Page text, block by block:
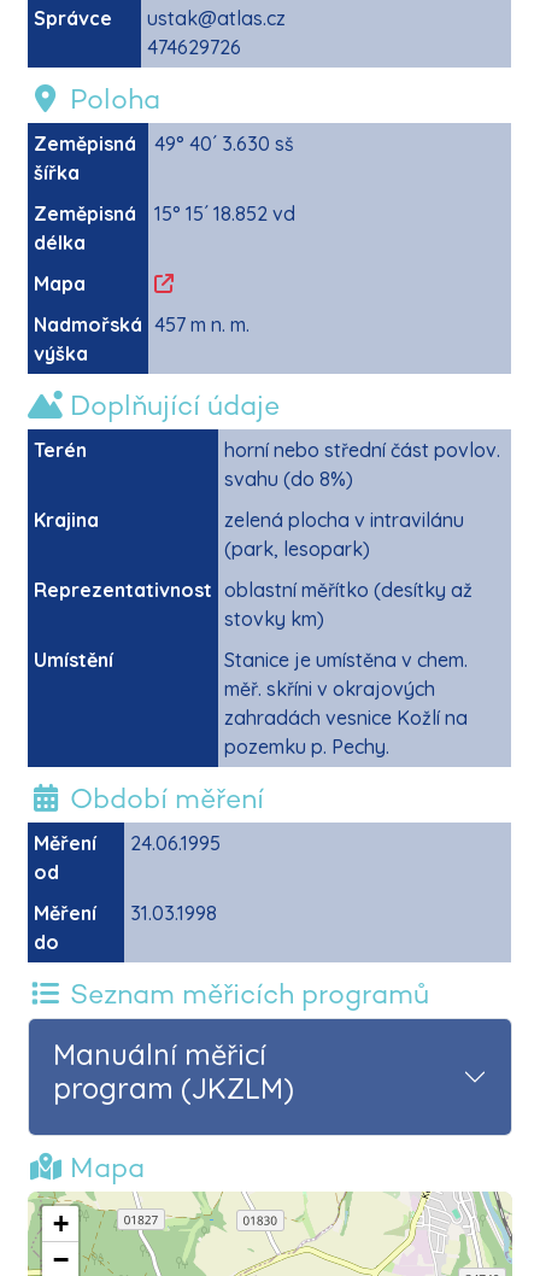
Správce
ustak@atlas.cz
474629726
Poloha
Zeměpisná
šířka
49° 40´ 3.630 sš
Zeměpisná
délka
15° 15´ 18.852 vd
Mapa
Nadmořská
výška
457 m n. m.
Doplňující údaje
Terén
horní nebo střední část povlov.
svahu (do 8%)
Krajina
zelená plocha v intravilánu
(park, lesopark)
Reprezentativnost oblastní měřítko (desítky až
stovky km)
Umístění
Stanice je umístěna v chem.
měř. skříni v okrajových
zahradách vesnice Kožlí na
pozemku p. Pechy.
Období měření
Měření
od
24.06.1995
Měření
do
31.03.1998
Seznam měřicích programů
Manuální měřicí
program (JKZLM)
Mapa
+
−